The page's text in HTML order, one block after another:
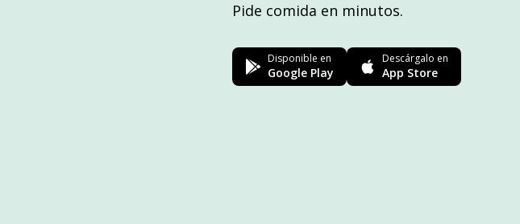
Pide comida en minutos.
Disponible en
Google Play
Descárgalo en
App Store